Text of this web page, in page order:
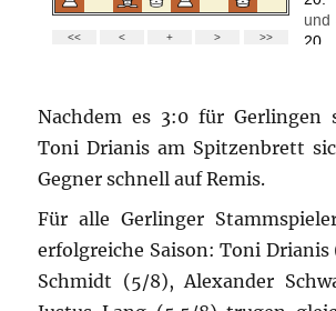
Nachdem es 3:0 für Gerlingen
Toni Drianis am Spitzenbrett
Gegner schnell auf Remis.
Für alle Gerlinger
erfolgreiche Saison: Toni
Schmidt (5/8), Alexander